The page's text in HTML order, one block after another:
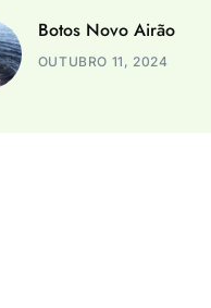
Botos Novo Airão
OUTUBRO 11, 2024